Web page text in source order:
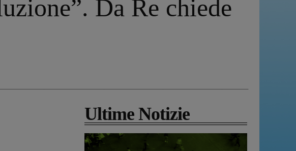
Da Re chiede
Ultime Notizie